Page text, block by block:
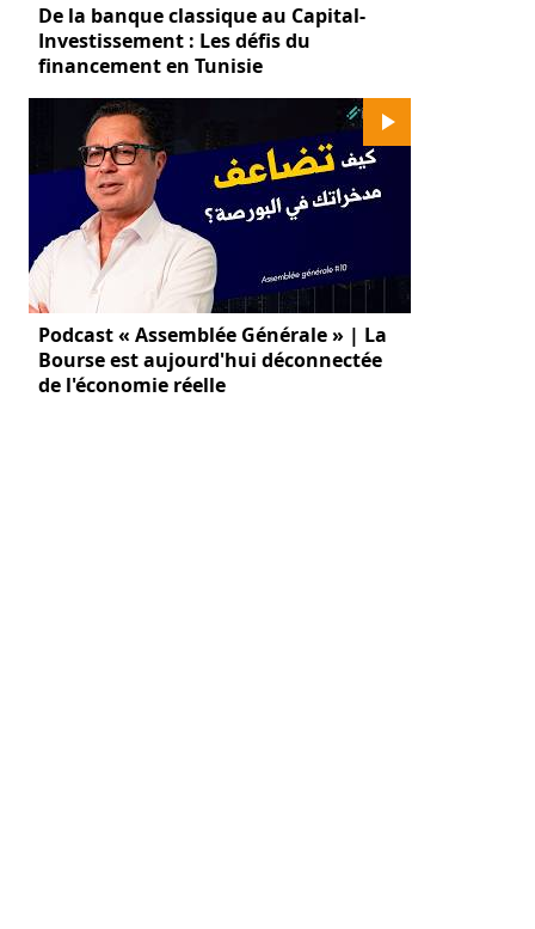
De la banque classique au Capital-
Investissement : Les défis du
financement en Tunisie
Podcast « Assemblée Générale » | La
Bourse est aujourd'hui déconnectée
de l'économie réelle